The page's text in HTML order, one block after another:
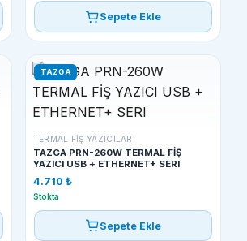
Sepete Ekle
TAZGA
TERMAL FIŞ YAZICILAR
TAZGA PRN-260W TERMAL FİŞ
YAZICI USB + ETHERNET+ SERI
4.710 ₺
Stokta
Sepete Ekle